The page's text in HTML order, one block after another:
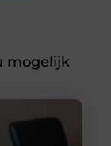
mogelijk